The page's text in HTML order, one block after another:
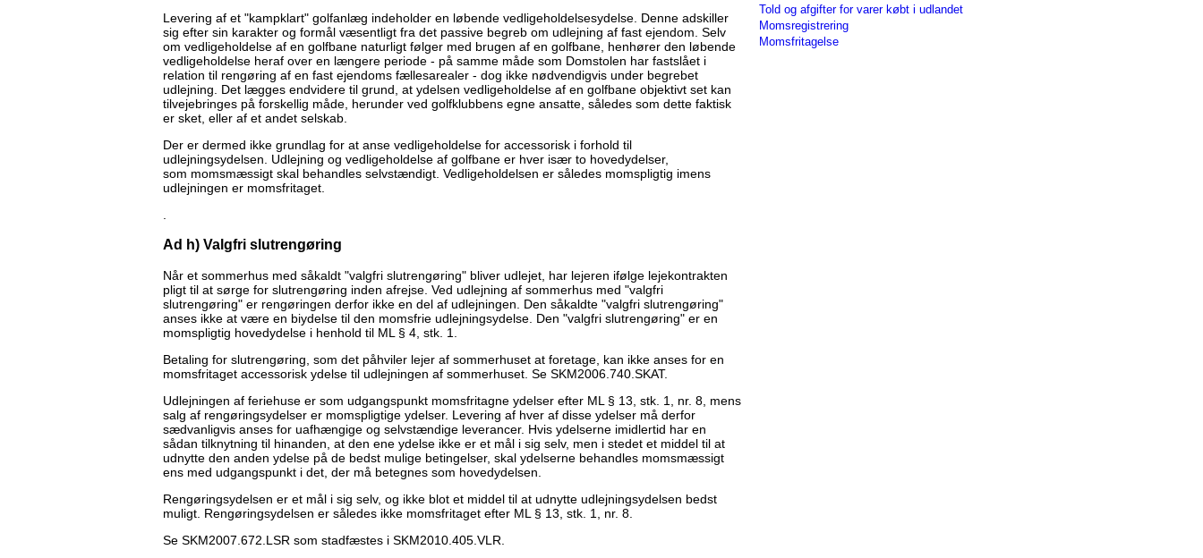
Levering af et "kampklart" golfanlæg indeholder en løbende vedligeholdelsesydelse. Denne adskiller
sig efter sin karakter og formål væsentligt fra det passive begreb om udlejning af fast ejendom. Selv
om vedligeholdelse af en golfbane naturligt følger med brugen af en golfbane, henhører den løbende
vedligeholdelse heraf over en længere periode - på samme måde som Domstolen har fastslået i
relation til rengøring af en fast ejendoms fællesarealer - dog ikke nødvendigvis under begrebet
udlejning. Det lægges endvidere til grund, at ydelsen vedligeholdelse af en golfbane objektivt set kan
tilvejebringes på forskellig måde, herunder ved golfklubbens egne ansatte, således som dette faktisk
er sket, eller af et andet selskab.
Der er dermed ikke grundlag for at anse vedligeholdelse for accessorisk i forhold til
udlejningsydelsen. Udlejning og vedligeholdelse af golfbane er hver især to hovedydelser,
som momsmæssigt skal behandles selvstændigt. Vedligeholdelsen er således momspligtig imens
udlejningen er momsfritaget.
Ad h) Valgfri slutrengøring
Når et sommerhus med såkaldt "valgfri slutrengøring" bliver udlejet, har lejeren ifølge lejekontrakten
pligt til at sørge for slutrengøring inden afrejse. Ved udlejning af sommerhus med "valgfri
slutrengøring" er rengøringen derfor ikke en del af udlejningen. Den såkaldte "valgfri slutrengøring"
anses ikke at være en biydelse til den momsfrie udlejningsydelse. Den "valgfri slutrengøring" er en
momspligtig hovedydelse i henhold til ML § 4, stk. 1.
Betaling for slutrengøring, som det påhviler lejer af sommerhuset at foretage, kan ikke anses for en
momsfritaget accessorisk ydelse til udlejningen af sommerhuset. Se SKM2006.740.SKAT.
Udlejningen af feriehuse er som udgangspunkt momsfritagne ydelser efter ML § 13, stk. 1, nr. 8, mens
salg af rengøringsydelser er momspligtige ydelser. Levering af hver af disse ydelser må derfor
sædvanligvis anses for uafhængige og selvstændige leverancer. Hvis ydelserne imidlertid har en
sådan tilknytning til hinanden, at den ene ydelse ikke er et mål i sig selv, men i stedet et middel til at
udnytte den anden ydelse på de bedst mulige betingelser, skal ydelserne behandles momsmæssigt
ens med udgangspunkt i det, der må betegnes som hovedydelsen.
Rengøringsydelsen er et mål i sig selv, og ikke blot et middel til at udnytte udlejningsydelsen bedst
muligt. Rengøringsydelsen er således ikke momsfritaget efter ML § 13, stk. 1, nr. 8.
Se SKM2007.672.LSR som stadfæstes i SKM2010.405.VLR.
Told og afgifter for varer købt i udlandet
Momsregistrering
Momsfritagelse